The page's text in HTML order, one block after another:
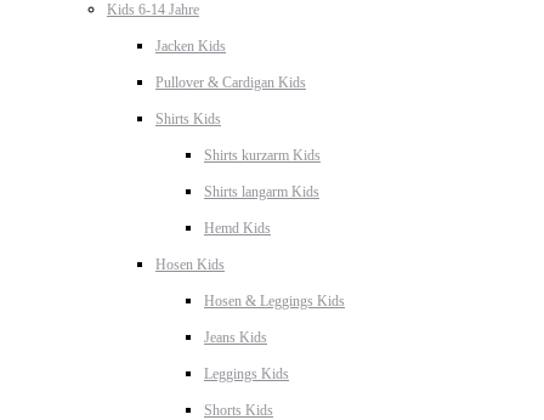
Kids 6-14 Jahre
Jacken Kids
Pullover & Cardigan Kids
Shirts Kids
Shirts kurzarm Kids
Shirts langarm Kids
Hemd Kids
Hosen Kids
Hosen & Leggings Kids
Jeans Kids
Leggings Kids
Shorts Kids